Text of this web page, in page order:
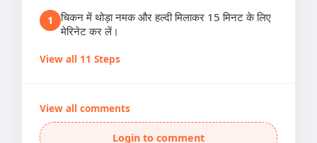
1
चिकन में थोड़ा नमक और हल्दी मिलाकर 15 मिनट के लिए
मेरिनेट कर लें।
View all 11 Steps
View all comments
Login to comment